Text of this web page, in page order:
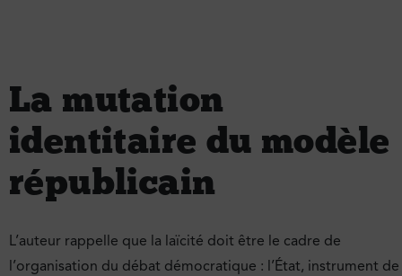
La mutation
identitaire du modèle
républicain
L’auteur rappelle que la laïcité doit être le cadre de
l’organisation du débat démocratique : l’État, instrument de